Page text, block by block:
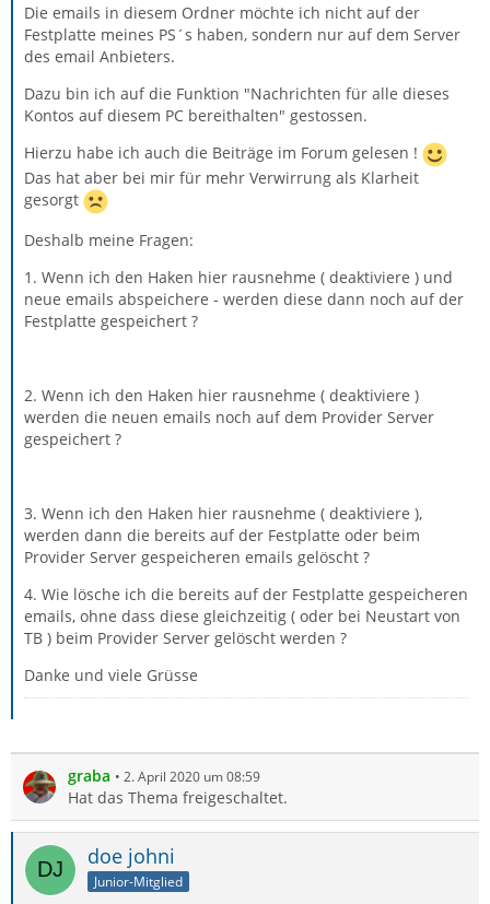
Die emails in diesem Ordner möchte ich nicht auf der
Festplatte meines PS´s haben, sondern nur auf dem Server
des email Anbieters.
Dazu bin ich auf die Funktion "Nachrichten für alle dieses
Kontos auf diesem PC bereithalten" gestossen.
Hierzu habe ich auch die Beiträge im Forum gelesen !
Das hat aber bei mir für mehr Verwirrung als Klarheit
gesorgt
Deshalb meine Fragen:
1. Wenn ich den Haken hier rausnehme ( deaktiviere ) und
neue emails abspeichere - werden diese dann noch auf der
Festplatte gespeichert ?
2. Wenn ich den Haken hier rausnehme ( deaktiviere )
werden die neuen emails noch auf dem Provider Server
gespeichert ?
3. Wenn ich den Haken hier rausnehme ( deaktiviere ),
werden dann die bereits auf der Festplatte oder beim
Provider Server gespeicheren emails gelöscht ?
4. Wie lösche ich die bereits auf der Festplatte gespeicheren
emails, ohne dass diese gleichzeitig ( oder bei Neustart von
TB ) beim Provider Server gelöscht werden ?
Danke und viele Grüsse
graba 2. April 2020 um 08:59
Hat das Thema freigeschaltet.
doe johni
Junior-Mitglied